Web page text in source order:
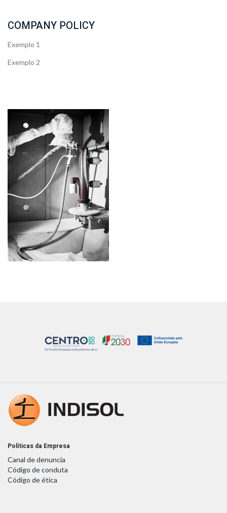
COMPANY POLICY
Exemplo 1
Exemplo 2
Políticas da Empresa
Canal de denuncia
Código de conduta
Código de ética